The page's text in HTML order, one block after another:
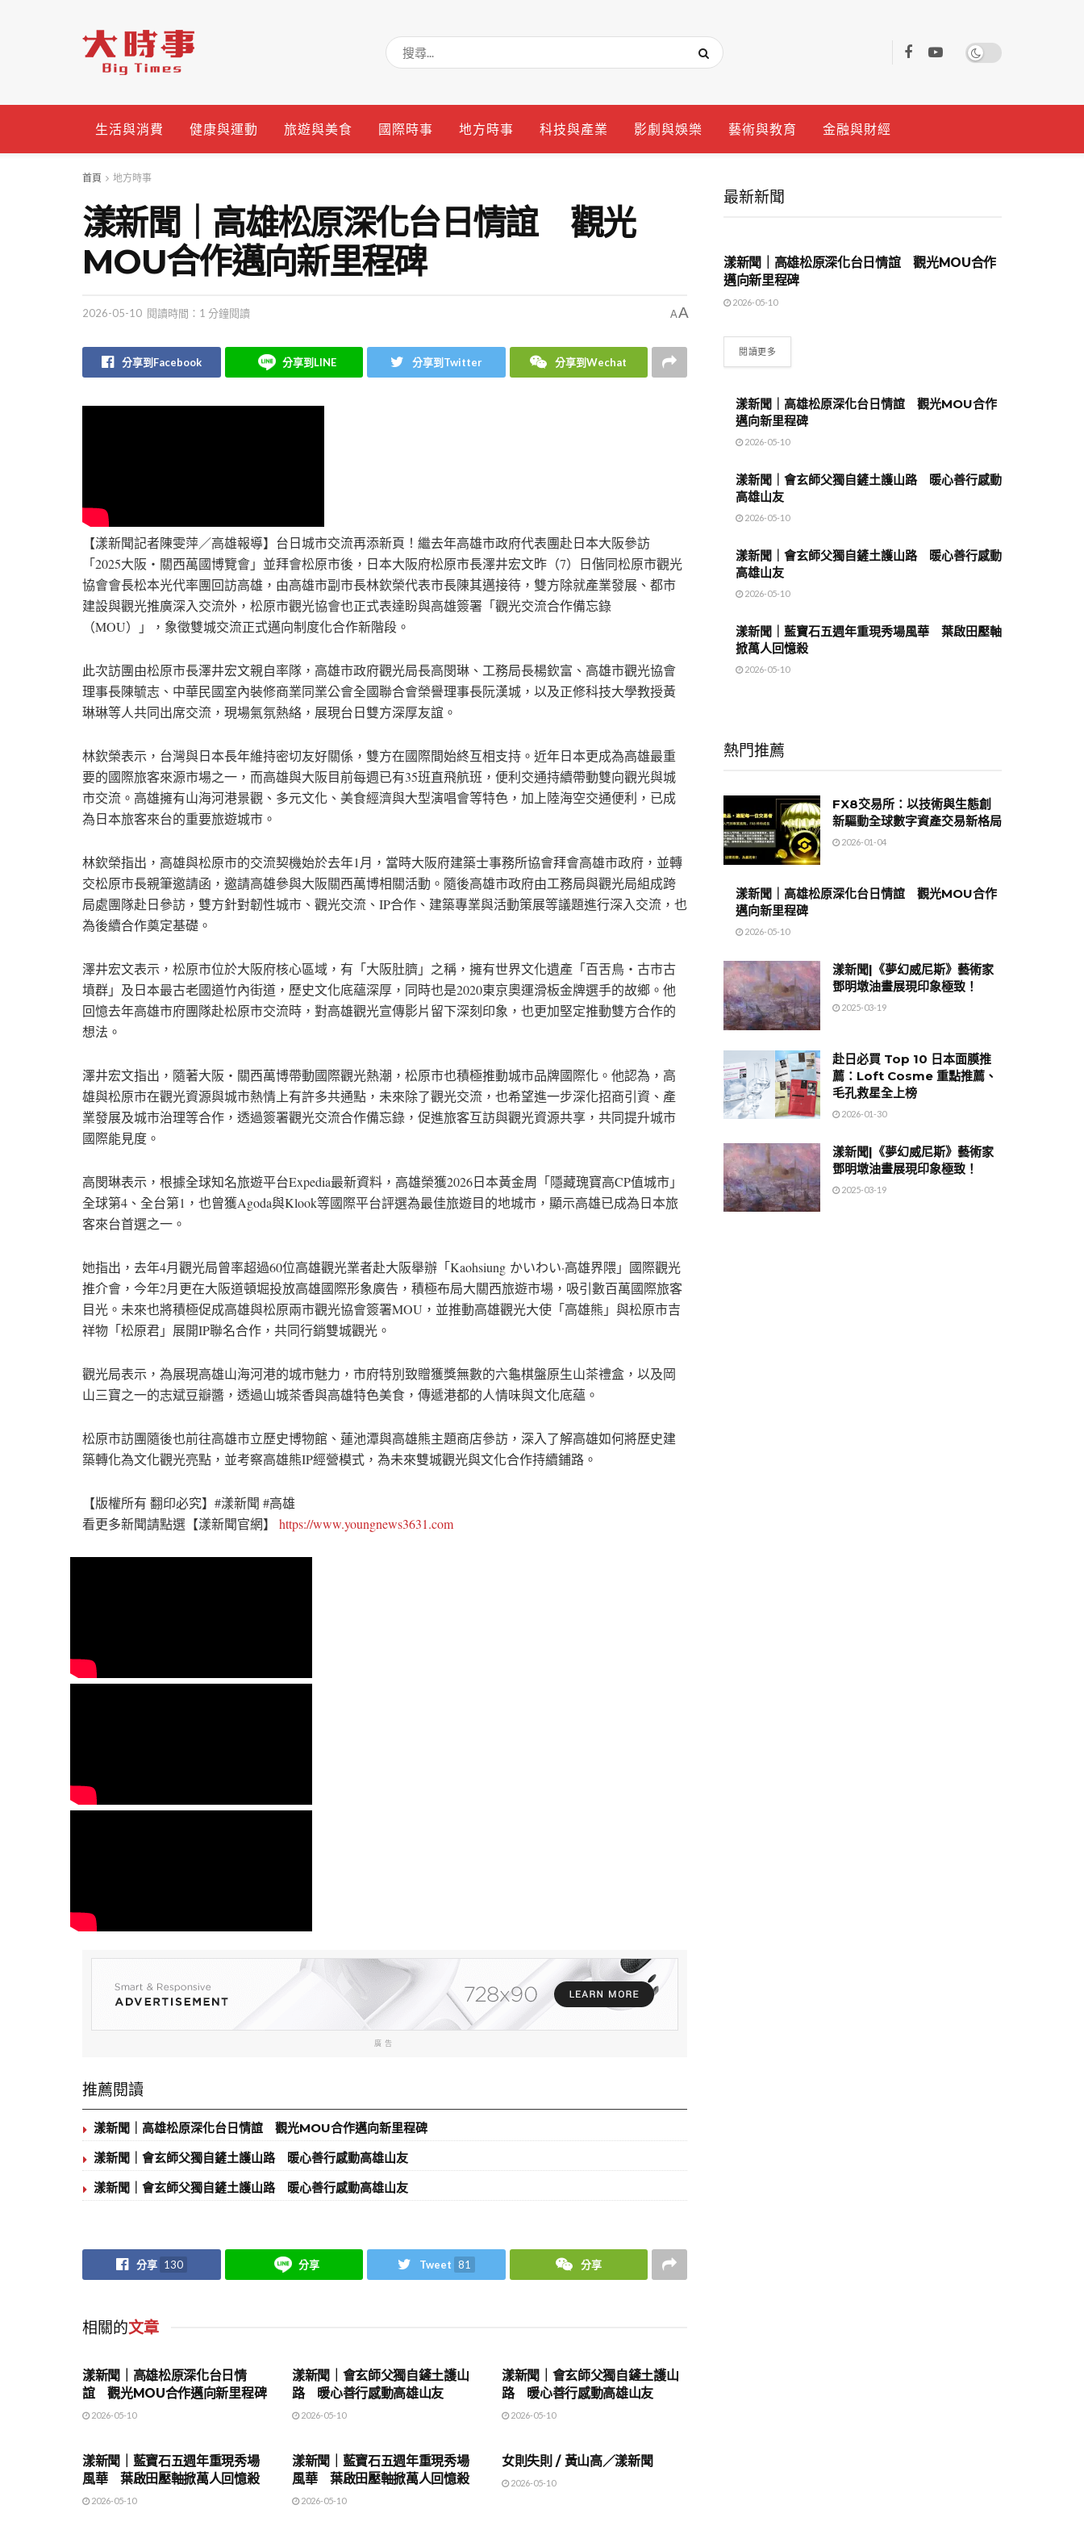
生活與消費 健康與運動 旅遊與美食 國際時事 地方時事 科技與產業 影劇與娛樂 藝術與教育 金融與財經
首頁 地方時事
漾新聞｜高雄松原深化台日情誼 觀光
MOU合作邁向新里程碑
2026-05-10 閱讀時間：1 分鐘閱讀 AA
分享到Facebook 分享到LINE 分享到Twitter 分享到Wechat
【漾新聞記者陳雯萍／高雄報導】台日城市交流再添新頁！繼去年高雄市政府代表團赴日本大阪參訪
「2025大阪・關西萬國博覽會」並拜會松原市後，日本大阪府松原市長澤井宏文昨（7）日偕同松原市觀光
協會會長松本光代率團回訪高雄，由高雄市副市長林欽榮代表市長陳其邁接待，雙方除就產業發展、都市
建設與觀光推廣深入交流外，松原市觀光協會也正式表達盼與高雄簽署「觀光交流合作備忘錄
（MOU）」，象徵雙城交流正式邁向制度化合作新階段。
此次訪團由松原市長澤井宏文親自率隊，高雄市政府觀光局長高閔琳、工務局長楊欽富、高雄市觀光協會
理事長陳毓志、中華民國室內裝修商業同業公會全國聯合會榮譽理事長阮漢城，以及正修科技大學教授黃
琳琳等人共同出席交流，現場氣氛熱絡，展現台日雙方深厚友誼。
林欽榮表示，台灣與日本長年維持密切友好關係，雙方在國際間始終互相支持。近年日本更成為高雄最重
要的國際旅客來源市場之一，而高雄與大阪目前每週已有35班直飛航班，便利交通持續帶動雙向觀光與城
市交流。高雄擁有山海河港景觀、多元文化、美食經濟與大型演唱會等特色，加上陸海空交通便利，已成
為日本旅客來台的重要旅遊城市。
林欽榮指出，高雄與松原市的交流契機始於去年1月，當時大阪府建築士事務所協會拜會高雄市政府，並轉
交松原市長親筆邀請函，邀請高雄參與大阪關西萬博相關活動。隨後高雄市政府由工務局與觀光局組成跨
局處團隊赴日參訪，雙方針對韌性城市、觀光交流、IP合作、建築專業與活動策展等議題進行深入交流，也
為後續合作奠定基礎。
澤井宏文表示，松原市位於大阪府核心區域，有「大阪肚臍」之稱，擁有世界文化遺產「百舌鳥・古市古
墳群」及日本最古老國道竹內街道，歷史文化底蘊深厚，同時也是2020東京奧運滑板金牌選手的故鄉。他
回憶去年高雄市府團隊赴松原市交流時，對高雄觀光宣傳影片留下深刻印象，也更加堅定推動雙方合作的
想法。
澤井宏文指出，隨著大阪・關西萬博帶動國際觀光熱潮，松原市也積極推動城市品牌國際化。他認為，高
雄與松原市在觀光資源與城市熱情上有許多共通點，未來除了觀光交流，也希望進一步深化招商引資、產
業發展及城市治理等合作，透過簽署觀光交流合作備忘錄，促進旅客互訪與觀光資源共享，共同提升城市
國際能見度。
高閔琳表示，根據全球知名旅遊平台Expedia最新資料，高雄榮獲2026日本黃金周「隱藏瑰寶高CP值城市」
全球第4、全台第1，也曾獲Agoda與Klook等國際平台評選為最佳旅遊目的地城市，顯示高雄已成為日本旅
客來台首選之一。
她指出，去年4月觀光局曾率超過60位高雄觀光業者赴大阪舉辦「Kaohsiung かいわい·高雄界隈」國際觀光
推介會，今年2月更在大阪道頓堀投放高雄國際形象廣告，積極布局大關西旅遊市場，吸引數百萬國際旅客
目光。未來也將積極促成高雄與松原兩市觀光協會簽署MOU，並推動高雄觀光大使「高雄熊」與松原市吉
祥物「松原君」展開IP聯名合作，共同行銷雙城觀光。
觀光局表示，為展現高雄山海河港的城市魅力，市府特別致贈獲獎無數的六龜棋盤原生山茶禮盒，以及岡
山三寶之一的志斌豆瓣醬，透過山城茶香與高雄特色美食，傳遞港都的人情味與文化底蘊。
松原市訪團隨後也前往高雄市立歷史博物館、蓮池潭與高雄熊主題商店參訪，深入了解高雄如何將歷史建
築轉化為文化觀光亮點，並考察高雄熊IP經營模式，為未來雙城觀光與文化合作持續鋪路。
【版權所有 翻印必究】#漾新聞 #高雄
看更多新聞請點選【漾新聞官網】 https://www.youngnews3631.com
廣告
推薦閱讀
漾新聞｜高雄松原深化台日情誼 觀光MOU合作邁向新里程碑
漾新聞｜會玄師父獨自鏟土護山路 暖心善行感動高雄山友
漾新聞｜會玄師父獨自鏟土護山路 暖心善行感動高雄山友
分享 130 分享 Tweet 81 分享
相關的文章
漾新聞｜高雄松原深化台日情
誼 觀光MOU合作邁向新里程碑
2026-05-10
漾新聞｜會玄師父獨自鏟土護山
路 暖心善行感動高雄山友
2026-05-10
漾新聞｜會玄師父獨自鏟土護山
路 暖心善行感動高雄山友
2026-05-10
漾新聞｜藍寶石五週年重現秀場
風華 葉啟田壓軸掀萬人回憶殺
2026-05-10
漾新聞｜藍寶石五週年重現秀場
風華 葉啟田壓軸掀萬人回憶殺
2026-05-10
女則失則 / 黃山高／漾新聞
2026-05-10
最新新聞
地方時事
漾新聞｜高雄松原深化台日情誼 觀光MOU合作
邁向新里程碑
2026-05-10
閱讀更多
漾新聞｜高雄松原深化台日情誼 觀光MOU合作
邁向新里程碑
2026-05-10
漾新聞｜會玄師父獨自鏟土護山路 暖心善行感動
高雄山友
2026-05-10
漾新聞｜會玄師父獨自鏟土護山路 暖心善行感動
高雄山友
2026-05-10
漾新聞｜藍寶石五週年重現秀場風華 葉啟田壓軸
掀萬人回憶殺
2026-05-10
熱門推薦
FX8交易所：以技術與生態創
新驅動全球數字資產交易新格局
2026-01-04
漾新聞｜高雄松原深化台日情誼 觀光MOU合作
邁向新里程碑
2026-05-10
漾新聞|《夢幻威尼斯》藝術家
鄧明墩油畫展現印象極致！
2025-03-19
赴日必買 Top 10 日本面膜推
薦：Loft Cosme 重點推薦、
毛孔救星全上榜
2026-01-30
漾新聞|《夢幻威尼斯》藝術家
鄧明墩油畫展現印象極致！
2025-03-19